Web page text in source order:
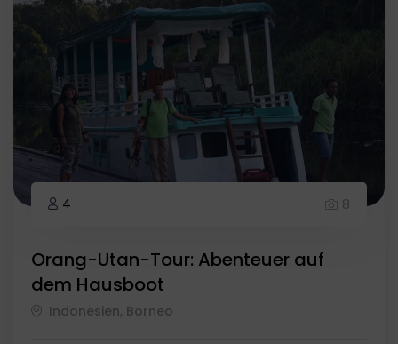
4 8
Orang-Utan-Tour: Abenteuer auf
dem Hausboot
Indonesien, Borneo